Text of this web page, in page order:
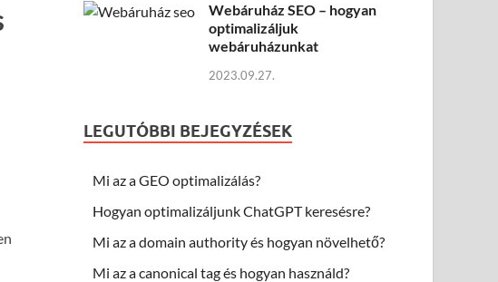
Webáruház SEO – hogyan
optimalizáljuk
webáruházunkat
2023.09.27.
LEGUTÓBBI BEJEGYZÉSEK
Mi az a GEO optimalizálás?
Hogyan optimalizáljunk ChatGPT keresésre?
Mi az a domain authority és hogyan növelhető?
Mi az a canonical tag és hogyan használd?